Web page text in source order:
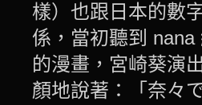
樣）也跟日本的數
係，當初聽到 nana
的漫畫，宮崎葵演
顏地說著：「奈々